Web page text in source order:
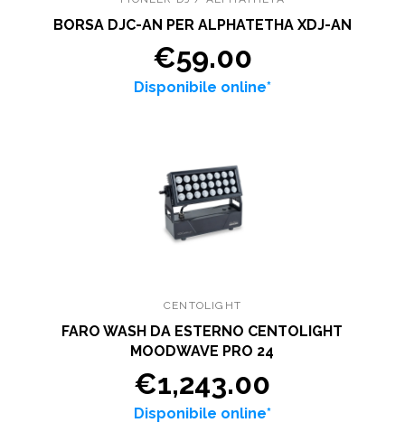
BORSA DJC-AN PER ALPHATETHA XDJ-AN
€59.00
Disponibile online*
CENTOLIGHT
FARO WASH DA ESTERNO CENTOLIGHT
MOODWAVE PRO 24
€1,243.00
Disponibile online*